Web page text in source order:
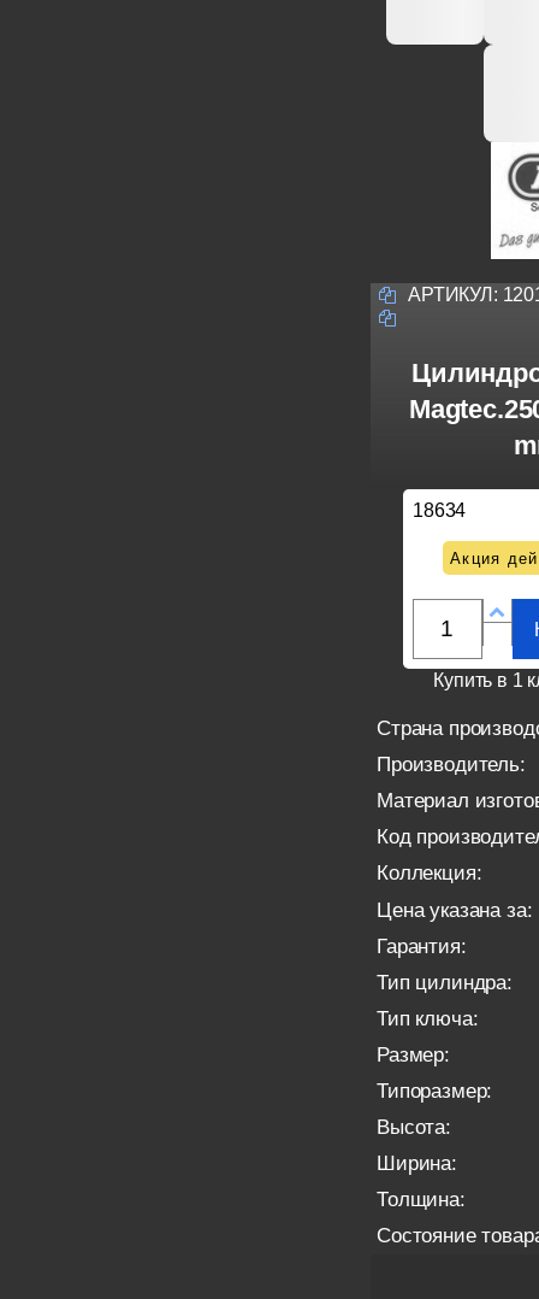
АРТИКУЛ:
18634
Акция
Купить в 1
Страна
Производитель:
Материал
Код
Коллекция:
Цена указана за:
Гарантия:
Тип цилиндра:
Тип ключа:
Размер:
Типоразмер:
Высота:
Ширина:
Толщина:
Состояние